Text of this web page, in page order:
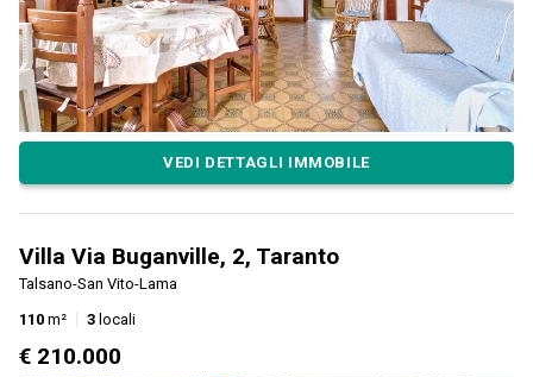
VEDI DETTAGLI IMMOBILE
Villa Via Buganville, 2, Taranto
Talsano-San Vito-Lama
110 m² 3 locali
€ 210.000